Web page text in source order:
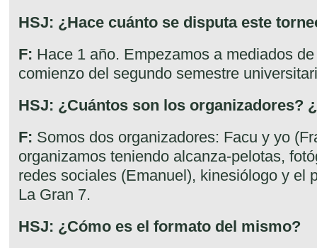
HSJ: ¿Hace cuánto se disputa este
F: Hace 1 año. Empezamos a mediados
comienzo del segundo semestre
HSJ: ¿Cuántos son los organizadores?
F: Somos dos organizadores: Facu y yo
organizamos teniendo alcanza-pelotas,
redes sociales (Emanuel), kinesiólogo y el
La Gran 7.
HSJ: ¿Cómo es el formato del mismo?